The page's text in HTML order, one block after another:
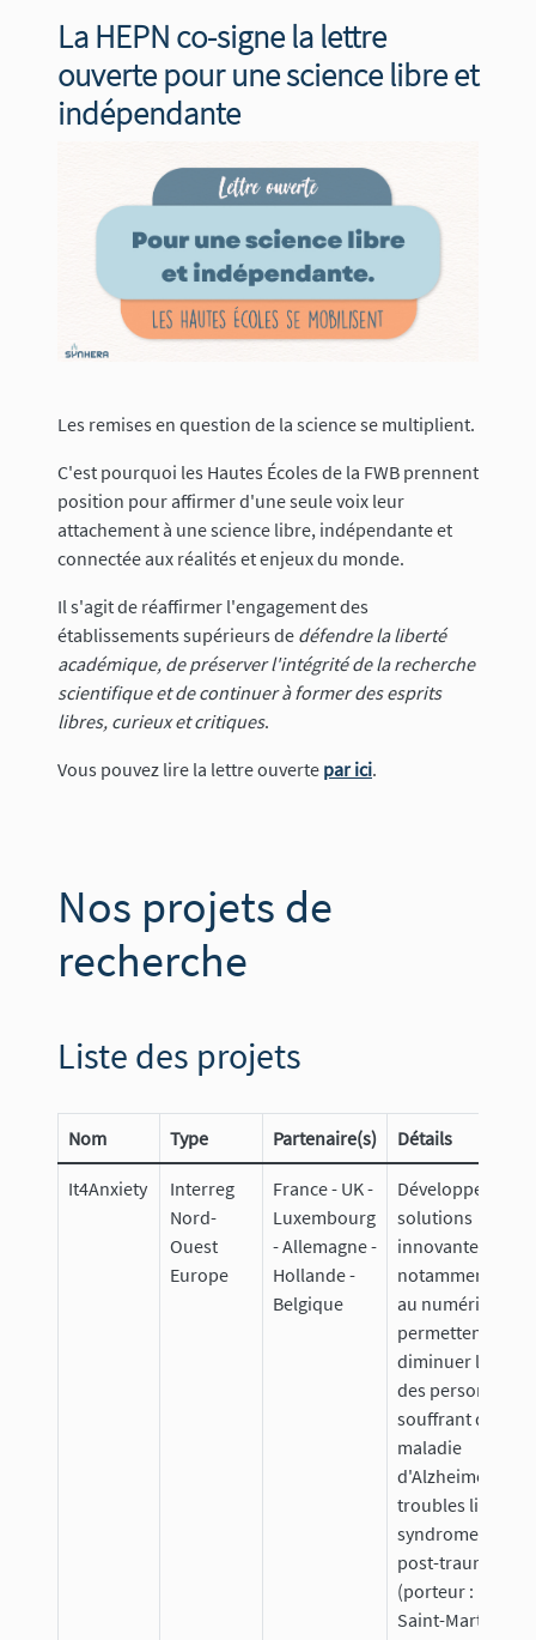
La HEPN co-signe la lettre
ouverte pour une science libre et
indépendante
Les remises en question de la science se multiplient.
C'est pourquoi les Hautes Écoles de la FWB prennent
position pour affirmer d'une seule voix leur
attachement à une science libre, indépendante et
connectée aux réalités et enjeux du monde.
Il s'agit de réaffirmer l'engagement des
établissements supérieurs de défendre la liberté
académique, de préserver l'intégrité de la recherche
scientifique et de continuer à former des esprits
libres, curieux et critiques.
Vous pouvez lire la lettre ouverte par ici.
Nos projets de
recherche
Liste des projets
Nom Type Partenaire(s) Détails
It4Anxiety
Interreg
Nord-
Ouest
Europe
France - UK -
Luxembourg
- Allemagne -
Hollande -
Belgique
Développement
solutions
innovantes,
notamment
au numérique,
permettent de
diminuer
des personnes
souffrant de la
maladie
d'Alzheimer ou
troubles liés au
syndrome de
post-
(porteur : Institut
Saint-Martin,